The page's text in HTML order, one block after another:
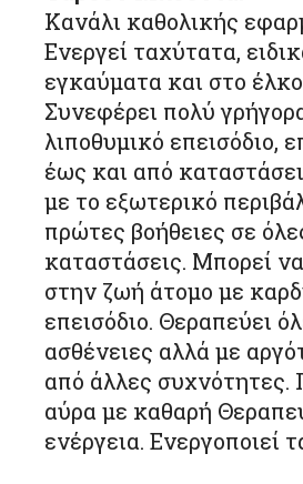
Κανάλι καθολικής
Ενεργεί ταχύτατα,
εγκαύματα και στο
Συνεφέρει πολύ
λιποθυμικό επεισόδιο,
έως και από
με το εξωτερικό
πρώτες βοήθειες σε
καταστάσεις. Μπορεί
στην ζωή άτομο με
επεισόδιο. Θεραπεύει
ασθένειες αλλά με
από άλλες συχνότητες.
αύρα με καθαρή
ενέργεια. Ενεργοποιεί